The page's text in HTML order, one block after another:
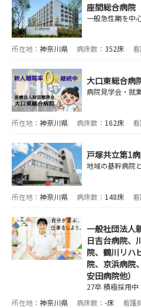
座間総合病院
所在地： 神奈川県 病床数： 352床
大口東総合病
所在地： 神奈川県 病床数： 162床
戸塚共立第1
所在地： 神奈川県 病床数： 148床
一般社団法人
日吉台病院、
院、鶴川リハ
院、京浜病院
安田病院他）
所在地： 神奈川県 病床数： -床 看護